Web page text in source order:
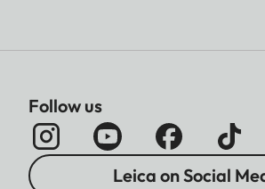
Follow us
Leica on Social